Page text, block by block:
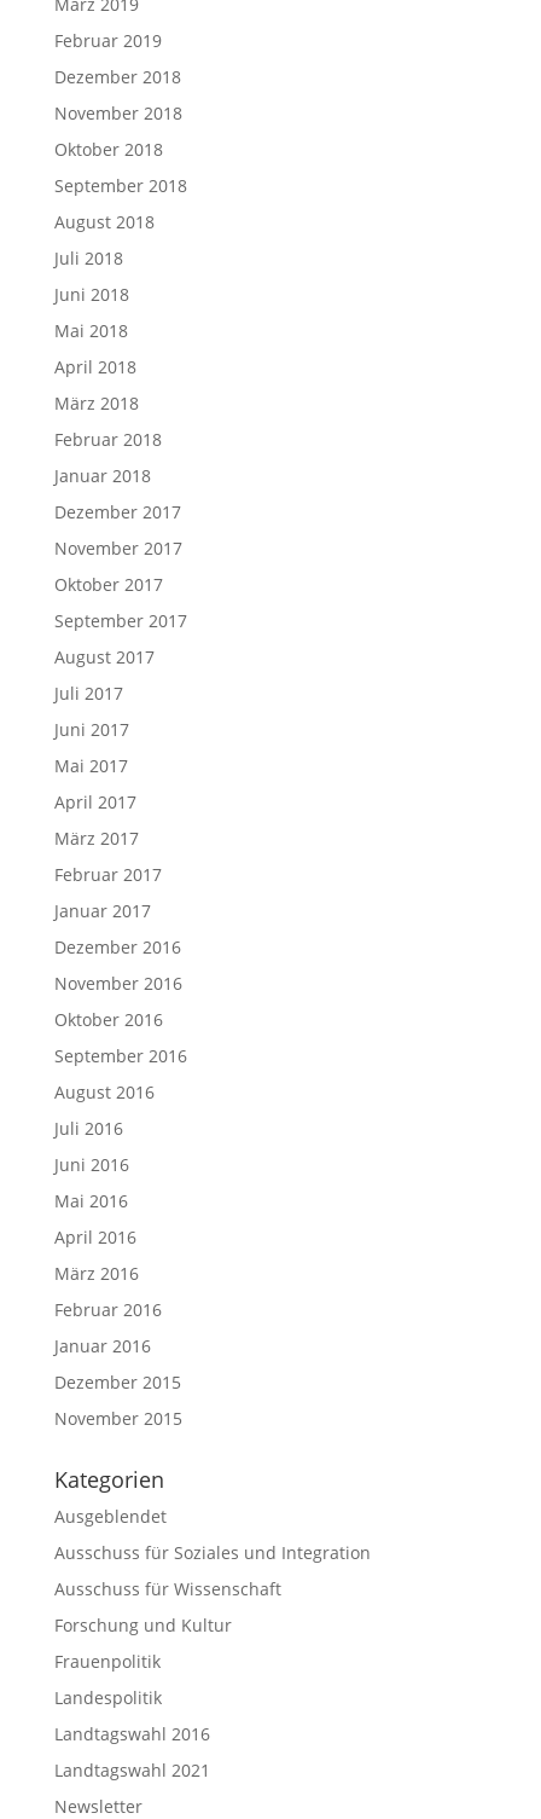
Februar 2019
Dezember 2018
November 2018
Oktober 2018
September 2018
August 2018
Juli 2018
Juni 2018
Mai 2018
April 2018
März 2018
Februar 2018
Januar 2018
Dezember 2017
November 2017
Oktober 2017
September 2017
August 2017
Juli 2017
Juni 2017
Mai 2017
April 2017
März 2017
Februar 2017
Januar 2017
Dezember 2016
November 2016
Oktober 2016
September 2016
August 2016
Juli 2016
Juni 2016
Mai 2016
April 2016
März 2016
Februar 2016
Januar 2016
Dezember 2015
November 2015
Kategorien
Ausgeblendet
Ausschuss für Soziales und Integration
Ausschuss für Wissenschaft
Forschung und Kultur
Frauenpolitik
Landespolitik
Landtagswahl 2016
Landtagswahl 2021
Newsletter